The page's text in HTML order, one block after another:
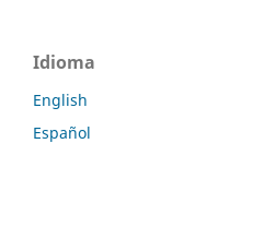
Idioma
English
Español